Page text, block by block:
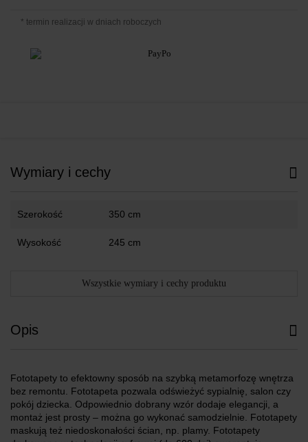
* termin realizacji w dniach roboczych
Wymiary i cechy
Szerokość 350 cm
Wysokość 245 cm
Wszystkie wymiary i cechy produktu
Opis
Fototapety to efektowny sposób na szybką metamorfozę wnętrza
bez remontu. Fototapeta pozwala odświeżyć sypialnię, salon czy
pokój dziecka. Odpowiednio dobrany wzór dodaje elegancji, a
montaż jest prosty – można go wykonać samodzielnie. Fototapety
maskują też niedoskonałości ścian, np. plamy. Fototapety